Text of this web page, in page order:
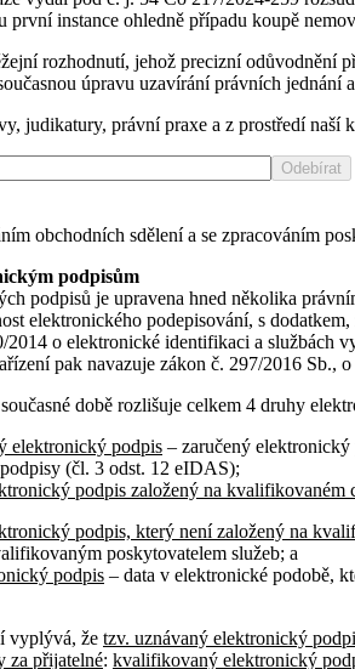
první instance ohledně případu koupě
rozhodnutí, jehož precizní
úpravu uzavírání právních
judikatury, právní praxe a z prostředí naší
obchodních sdělení a se zpracováním
podpisům
podpisů je upravena hned několika
elektronického podepisování, s
o elektronické identifikaci a službách
pak navazuje zákon č. 297/2016 Sb.,
době rozlišuje celkem 4 druhy
elektronický podpis – zaručený
(čl. 3 odst. 12 eIDAS);
podpis založený na kvalifikovaném
podpis, který není založený na
poskytovatelem služeb; a
podpis – data v elektronické podobě,
vyplývá, že tzv. uznávaný elektronický
za přijatelné: kvalifikovaný elektronický